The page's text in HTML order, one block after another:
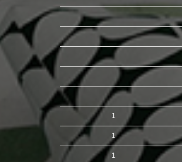
1
1
1